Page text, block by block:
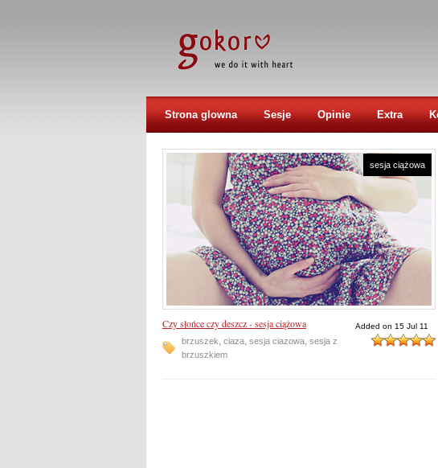
Strona glowna Sesje Opinie Extra
sesja ciążowa
Czy słońce czy deszcz - sesja ciążowa Added on 15 Jul 11
brzuszek, ciaza, sesja ciazowa, sesja z
brzuszkiem